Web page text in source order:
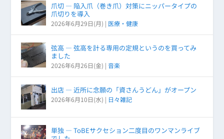
爪切 ― 陥入爪（巻き爪）対策にニッパータイプの
爪切りを導入
2026年6月29日(月) | 医療・健康
弦高 ― 弦高を計る専用の定規というのを買ってみ
ました
2026年6月26日(金) |音楽
出店 ― 近所に念願の「資さんうどん」がオープン
2026年6月10日(水) | 日々雑記
単独 ― ToBEサクセション二度目のワンマンライブ